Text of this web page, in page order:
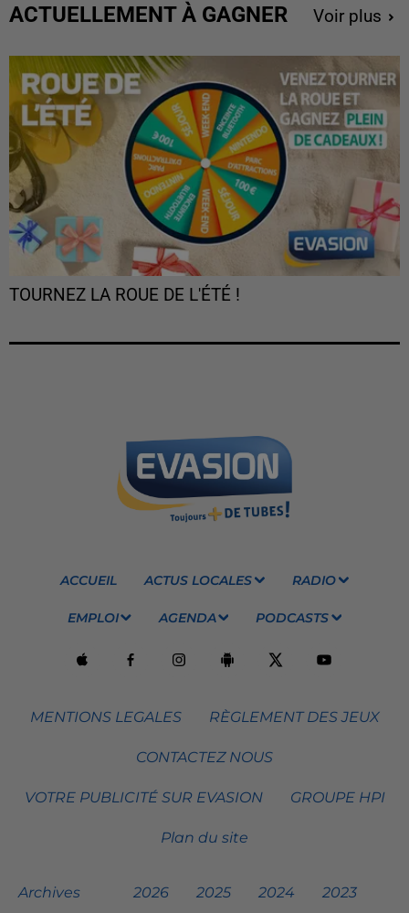
ACTUELLEMENT À GAGNER Voir plus
TOURNEZ LA ROUE DE L'ÉTÉ !
ACCUEIL ACTUS LOCALES RADIO
EMPLOI AGENDA PODCASTS
MENTIONS LEGALES RÈGLEMENT DES JEUX
CONTACTEZ NOUS
VOTRE PUBLICITÉ SUR EVASION GROUPE HPI
Plan du site
Archives 2026 2025 2024 2023